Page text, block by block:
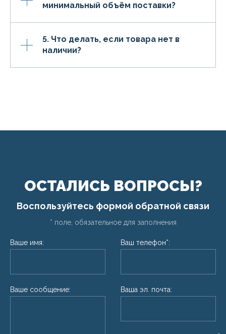
минимальный объём поставки?
5. Что делать, если товара нет в
наличии?
ОСТАЛИСЬ ВОПРОСЫ?
Воспользуйтесь формой обратной связи
* поле, обязательное для заполнения
Ваше имя:
Ваше сообщение:
Ваш телефон*:
Ваша эл. почта: